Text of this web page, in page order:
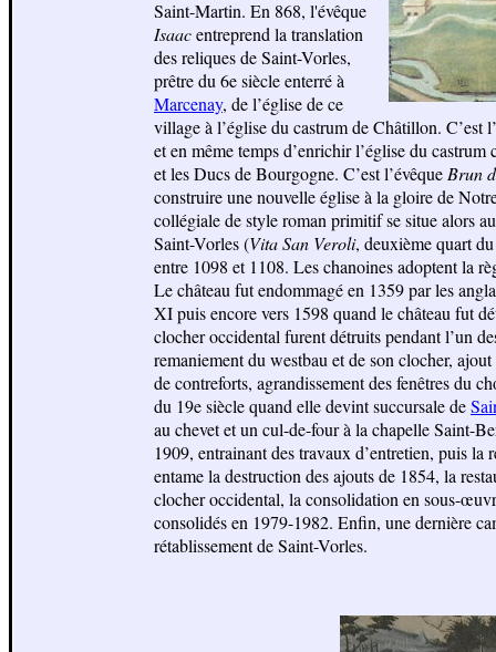
Saint-Martin. En 868, l'évêque
Isaacentreprend la translation
des reliques de Saint-Vorles,
prêtre du 6e siècle enterré à
Marcenay, de l’église de ce
village à l’église du castrum de Châtillon. C’est
et en même temps d’enrichir l’église du
et les Ducs de Bourgogne. C’est l’évêque Brun
construire une nouvelle église à la gloire de
collégiale de style roman primitif se situe alors
Saint-Vorles (Vita San Veroli, deuxième quart
entre 1098 et 1108. Les chanoines adoptent la
Le château fut endommagé en 1359 par les
XI puis encore vers 1598 quand le château fut
clocher occidental furent détruits pendant l’un
remaniement du westbau et de son clocher,
de contreforts, agrandissement des fenêtres du
du 19e siècle quand elle devint succursale de
au chevet et un cul-de-four à la chapelle Saint-
1909, entrainant des travaux d’entretien, puis
entame la destruction des ajouts de 1854, la
clocher occidental, la consolidation en sous-
consolidés en 1979-1982. Enfin, une dernière
rétablissement de Saint-Vorles.